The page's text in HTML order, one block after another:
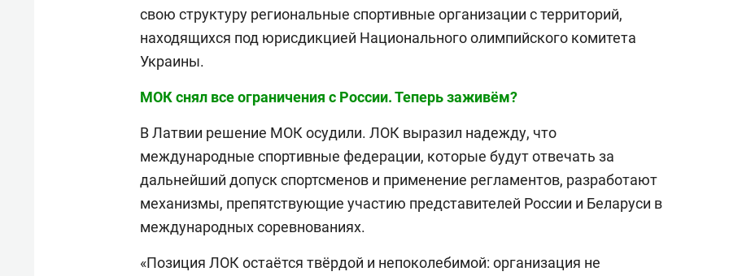
свою структуру региональные спортивные организации с территорий,
находящихся под юрисдикцией Национального олимпийского комитета
Украины.
МОК снял все ограничения с России. Теперь заживём?
В Латвии решение МОК осудили. ЛОК выразил надежду, что
международные спортивные федерации, которые будут отвечать за
дальнейший допуск спортсменов и применение регламентов, разработают
механизмы, препятствующие участию представителей России и Беларуси в
международных соревнованиях.
«Позиция ЛОК остаётся твёрдой и непоколебимой: организация не